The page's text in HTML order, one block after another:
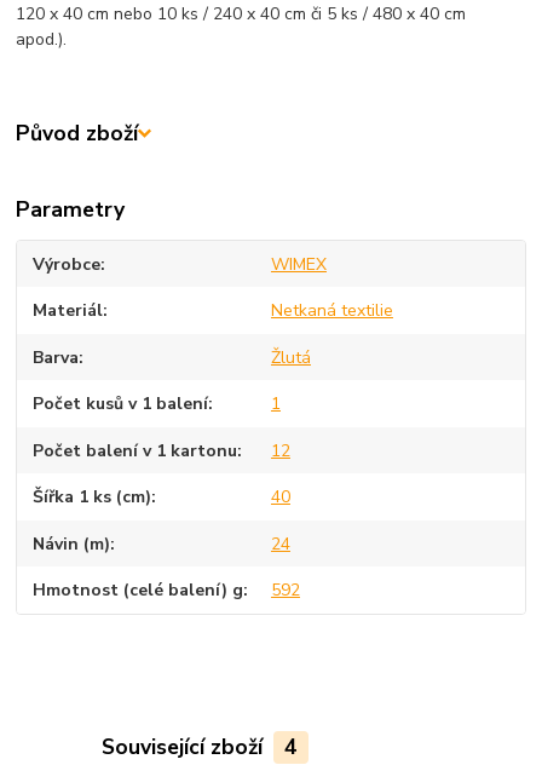
120 x 40 cm nebo 10 ks / 240 x 40 cm či 5 ks / 480 x 40 cm
apod.).
Původ zboží
Parametry
Výrobce WIMEX
Materiál Netkaná textilie
Barva Žlutá
Počet kusů v 1 balení 1
Počet balení v 1 kartonu 12
Šířka 1 ks (cm) 40
Návin (m) 24
Hmotnost (celé balení) g 592
Související zboží 4